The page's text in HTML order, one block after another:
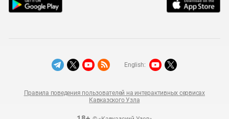
Правила поведения пользователей на интерактивных сервисах
Кавказского Узла
English: